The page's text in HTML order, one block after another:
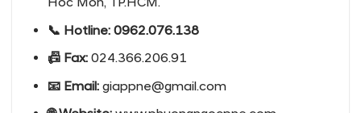
📞 Hotline: 0962.076.138
📠Fax:024.366.206.91
📧Email:giappne@gmail.com